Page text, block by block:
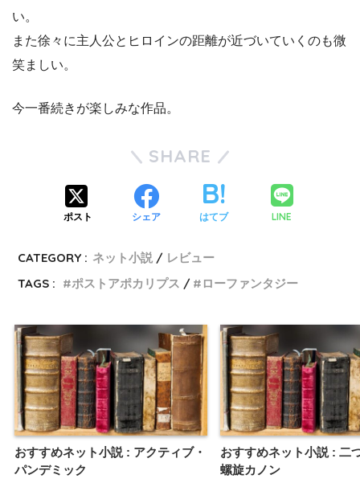
い。
また徐々に主人公とヒロインの距離が近づいていくのも微
笑ましい。
今一番続きが楽しみな作品。
SHARE
ポスト シェア はてブ LINE
CATEGORY : ネット小説
レビュー
TAGS :
ポストアポカリプス ローファンタジー
おすすめネット小説 : アクティブ・
パンデミック
おすすめネット小説 : 二
螺旋カノン